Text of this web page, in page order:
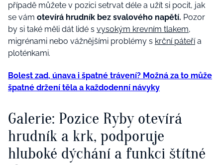
případě můžete v pozici setrvat déle a užít si pocit, jak
se vám otevírá hrudník bez svalového napětí. Pozor
by si také měli dát lidé s vysokým krevním tlakem,
migrénami nebo vážnějšími problémy s krční páteřía
ploténkami.
Bolest zad, únava i špatné trávení? Možná za to může
špatné držení těla a každodenní návyky
Galerie: Pozice Ryby otevírá
hrudník a krk, podporuje
hluboké dýchání a funkci štítné